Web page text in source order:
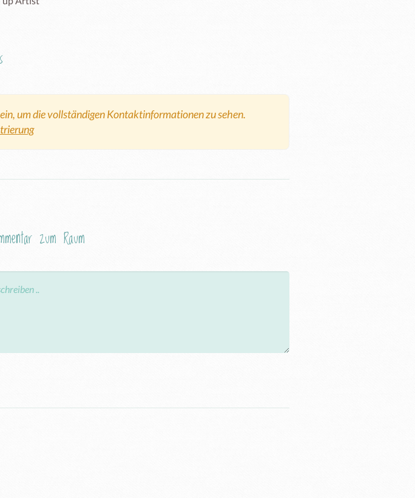
um die vollständigen Kontaktinformationen zu sehen.
zum Raum